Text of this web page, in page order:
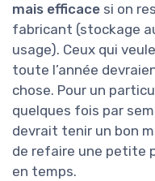
mais efficace si on
fabricant (stockage
usage). Ceux qui
toute l’année
chose. Pour un
quelques fois par
devrait tenir un bon
de refaire une petite
en temps.